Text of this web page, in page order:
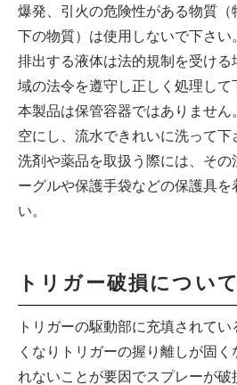
爆発、引火の危険性がある物質
下の物質）は使用しないで下さい
排出する液体は法的規制を受け
域の法令を遵守し正しく処理して
本製品は保管容器ではありません
空にし、流水できれいに洗って下
洗剤や薬品を取扱う際には、そ
ーグルや保護手袋などの保護具を
い。
トリガー破損につい
トリガーの駆動部に充填されて
くなりトリガーの握り離しが固く
れないことが要因でスプレーが破